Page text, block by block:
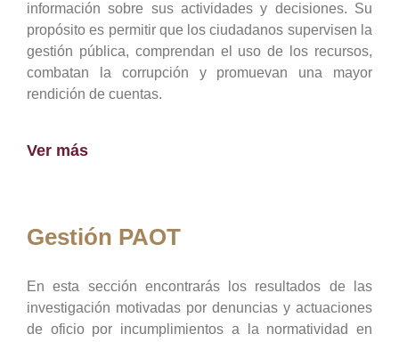
información sobre sus actividades y decisiones. Su
propósito es permitir que los ciudadanos supervisen la
gestión pública, comprendan el uso de los recursos,
combatan la corrupción y promuevan una mayor
rendición de cuentas.
Ver más
Gestión PAOT
En esta sección encontrarás los resultados de las
investigación motivadas por denuncias y actuaciones
de oficio por incumplimientos a la normatividad en